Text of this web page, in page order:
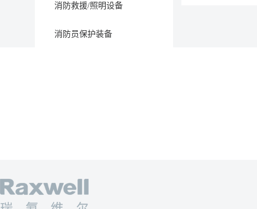
消防救援/照明设备
消防员保护装备